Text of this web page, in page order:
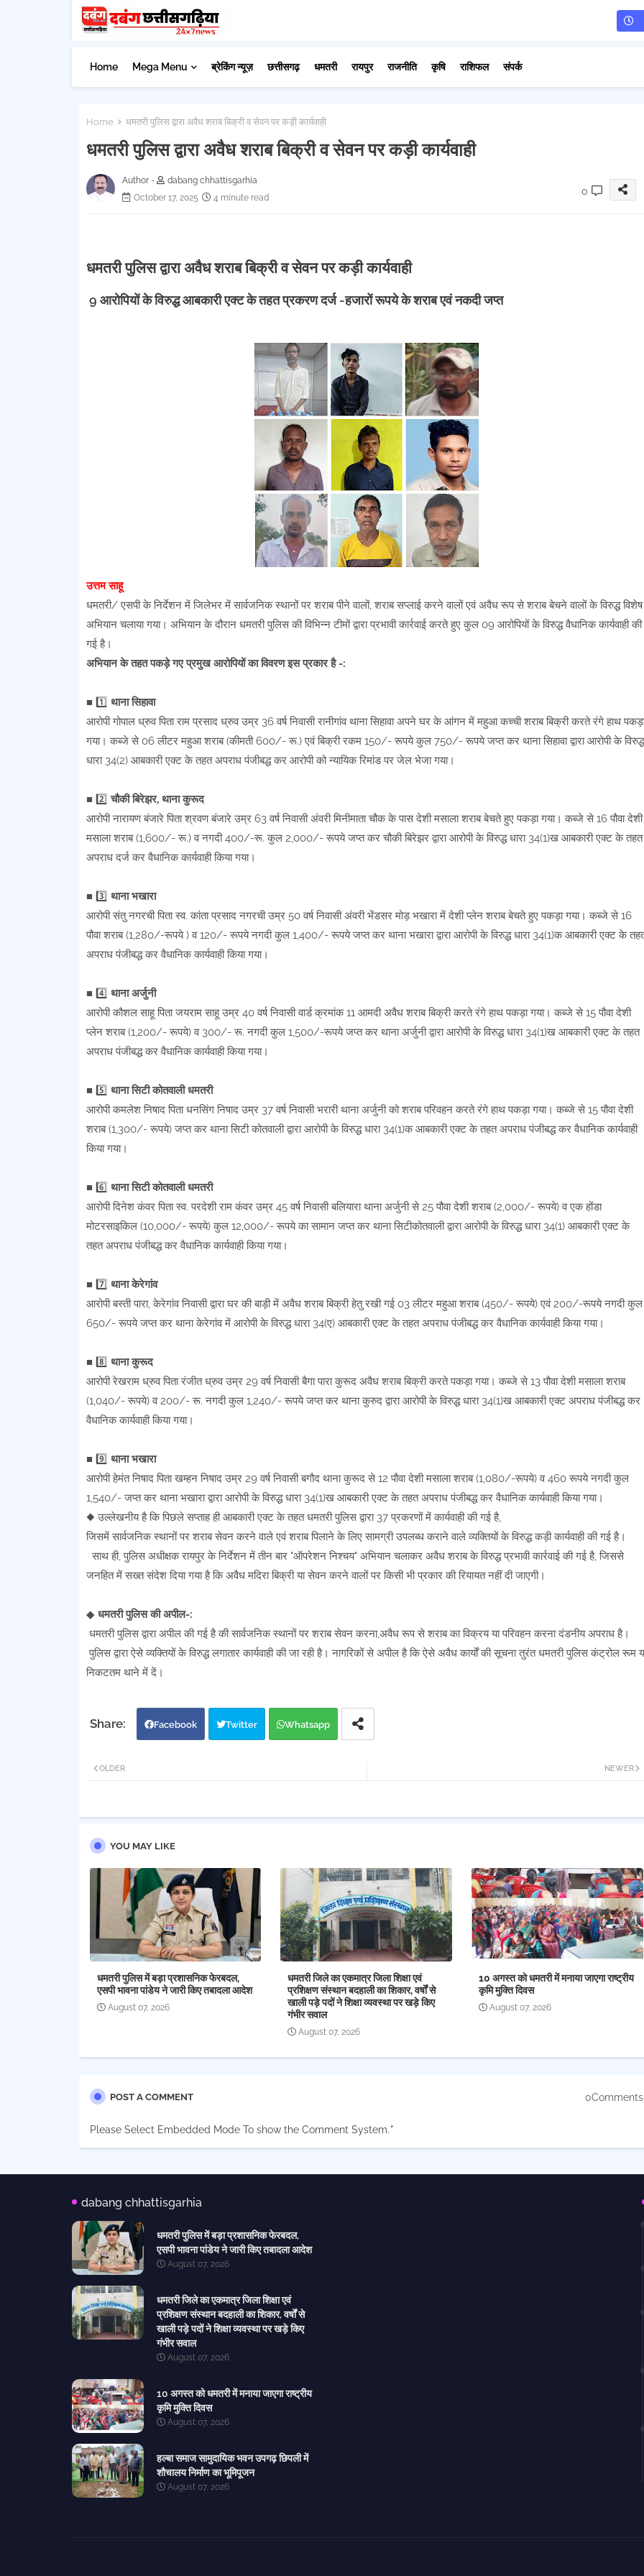
Home Mega Menu ब्रेकिंग न्यूज़ छत्तीसगढ़ धमतरी रायपुर राजनीति कृषि राशिफल संपर्क
Home धमतरी पुलिस द्वारा अवैध शराब बिक्री व सेवन पर कड़ी कार्यवाही
धमतरी पुलिस द्वारा अवैध शराब बिक्री व सेवन पर कड़ी कार्यवाही
Author -
dabang chhattisgarhia
October 17, 2025
4 minute read
0
धमतरी पुलिस द्वारा अवैध शराब बिक्री व सेवन पर कड़ी कार्यवाही
9 आरोपियों के विरुद्ध आबकारी एक्ट के तहत प्रकरण दर्ज -हजारों रूपये के शराब एवं नकदी जप्त
उत्तम साहू
धमतरी/ एसपी के निर्देशन में जिलेभर में सार्वजनिक स्थानों पर शराब पीने वालों, शराब सप्लाई करने वालों एवं अवैध रूप से शराब बेचने वालों के विरुद्ध विशेष
अभियान चलाया गया। अभियान के दौरान धमतरी पुलिस की विभिन्न टीमों द्वारा प्रभावी कार्रवाई करते हुए कुल 09 आरोपियों के विरुद्ध वैधानिक कार्यवाही की
गई है।
अभियान के तहत पकड़े गए प्रमुख आरोपियों का विवरण इस प्रकार है -:
■ 1️⃣ थाना सिहावा
आरोपी गोपाल ध्रुव पिता राम प्रसाद ध्रुव उम्र 36 वर्ष निवासी रानीगांव थाना सिहावा अपने घर के आंगन में महुआ कच्ची शराब बिक्री करते रंगे हाथ
गया। कब्जे से 06 लीटर महुआ शराब (कीमती 600/- रू.) एवं बिक्री रकम 150/- रूपये कुल 750/- रूपये जप्त कर थाना सिहावा द्वारा आरोपी के विरुद्ध
धारा 34(2) आबकारी एक्ट के तहत अपराध पंजीबद्ध कर आरोपी को न्यायिक रिमांड पर जेल भेजा गया।
■ 2️⃣चौकी बिरेझर, थाना कुरूद
आरोपी नारायण बंजारे पिता श्रवण बंजारे उम्र 63 वर्ष निवासी अंवरी मिनीमाता चौक के पास देशी मसाला शराब बेचते हुए पकड़ा गया। कब्जे से 16 पौवा देशी
मसाला शराब (1,600/- रू.) व नगदी 400/-रू. कुल 2,000/- रूपये जप्त कर चौकी बिरेझर द्वारा आरोपी के विरुद्ध धारा 34(1)ख आबकारी एक्ट के तहत
अपराध दर्ज कर वैधानिक कार्यवाही किया गया।
■ 3️⃣ थाना भखारा
आरोपी संतु नगरची पिता स्व. कांता प्रसाद नगरची उम्र 50 वर्ष निवासी अंवरी भेंडसर मोड़ भखारा में देशी प्लेन शराब बेचते हुए पकड़ा गया। कब्जे से 16
पौवा शराब (1,280/-रूपये ) व 120/- रूपये नगदी कुल 1,400/- रूपये जप्त कर थाना भखारा द्वारा आरोपी के विरुद्ध धारा 34(1)क आबकारी एक्ट के
अपराध पंजीबद्ध कर वैधानिक कार्यवाही किया गया।
■ 4️⃣ थाना अर्जुनी
आरोपी कौशल साहू पिता जयराम साहू उम्र 40 वर्ष निवासी वार्ड क्रमांक 11 आमदी अवैध शराब बिक्री करते रंगे हाथ पकड़ा गया। कब्जे से 15 पौवा देशी
प्लेन शराब (1,200/- रूपये) व 300/- रू. नगदी कुल 1,500/-रूपये जप्त कर थाना अर्जुनी द्वारा आरोपी के विरुद्ध धारा 34(1)ख आबकारी एक्ट के तहत
अपराध पंजीबद्ध कर वैधानिक कार्यवाही किया गया।
■ 5️⃣ थाना सिटी कोतवाली धमतरी
आरोपी कमलेश निषाद पिता धनसिंग निषाद उम्र 37 वर्ष निवासी भरारी थाना अर्जुनी को शराब परिवहन करते रंगे हाथ पकड़ा गया। कब्जे से 15 पौवा देशी
शराब (1,300/- रूपये) जप्त कर थाना सिटी कोतवाली द्वारा आरोपी के विरुद्ध धारा 34(1)क आबकारी एक्ट के तहत अपराध पंजीबद्ध कर वैधानिक कार्यवाही
किया गया।
■ 6️⃣ थाना सिटी कोतवाली धमतरी
आरोपी दिनेश कंवर पिता स्व. परदेशी राम कंवर उम्र 45 वर्ष निवासी बलियारा थाना अर्जुनी से 25 पौवा देशी शराब (2,000/- रूपये) व एक होंडा
मोटरसाइकिल (10,000/- रूपये) कुल 12,000/- रूपये का सामान जप्त कर थाना सिटीकोतवाली द्वारा आरोपी के विरुद्ध धारा 34(1) आबकारी एक्ट के
तहत अपराध पंजीबद्ध कर वैधानिक कार्यवाही किया गया।
■ 7️⃣ थाना केरेगांव
आरोपी बस्ती पारा, केरेगांव निवासी द्वारा घर की बाड़ी में अवैध शराब बिक्री हेतु रखी गई 03 लीटर महुआ शराब (450/- रूपये) एवं 200/-रूपये नगदी कुल
650/- रूपये जप्त कर थाना केरेगांव में आरोपी के विरुद्ध धारा 34(ए) आबकारी एक्ट के तहत अपराध पंजीबद्ध कर वैधानिक कार्यवाही किया गया।
■ 8️⃣ थाना कुरूद
आरोपी रेखराम ध्रुव पिता रंजीत ध्रुव उम्र 29 वर्ष निवासी बैगा पारा कुरूद अवैध शराब बिक्री करते पकड़ा गया। कब्जे से 13 पौवा देशी मसाला शराब
(1,040/- रूपये) व 200/- रू. नगदी कुल 1,240/- रूपये जप्त कर थाना कुरुद द्वारा आरोपी के विरुद्ध धारा 34(1)ख आबकारी एक्ट अपराध पंजीबद्ध कर
वैधानिक कार्यवाही किया गया।
■ 9️⃣ थाना भखारा
आरोपी हेमंत निषाद पिता खम्हन निषाद उम्र 29 वर्ष निवासी बगौद थाना कुरूद से 12 पौवा देशी मसाला शराब (1,080/-रूपये) व 460 रूपये नगदी कुल
1,540/- जप्त कर थाना भखारा द्वारा आरोपी के विरुद्ध धारा 34(1)ख आबकारी एक्ट के तहत अपराध पंजीबद्ध कर वैधानिक कार्यवाही किया गया।
◆ उल्लेखनीय है कि पिछले सप्ताह ही आबकारी एक्ट के तहत धमतरी पुलिस द्वारा 37 प्रकरणों में कार्यवाही की गई है,
जिसमें सार्वजनिक स्थानों पर शराब सेवन करने वाले एवं शराब पिलाने के लिए सामग्री उपलब्ध कराने वाले व्यक्तियों के विरुद्ध कड़ी कार्यवाही की गई है।
साथ ही, पुलिस अधीक्षक रायपुर के निर्देशन में तीन बार "ऑपरेशन निश्चय" अभियान चलाकर अवैध शराब के विरुद्ध प्रभावी कार्रवाई की गई है, जिससे
जनहित में सख्त संदेश दिया गया है कि अवैध मदिरा बिक्री या सेवन करने वालों पर किसी भी प्रकार की रियायत नहीं दी जाएगी।
◆ धमतरी पुलिस की अपील-:
धमतरी पुलिस द्वारा अपील की गई है की सार्वजनिक स्थानों पर शराब सेवन करना,अवैध रूप से शराब का विक्रय या परिवहन करना दंडनीय अपराध है।
पुलिस द्वारा ऐसे व्यक्तियों के विरुद्ध लगातार कार्यवाही की जा रही है। नागरिकों से अपील है कि ऐसे अवैध कार्यों की सूचना तुरंत धमतरी पुलिस कंट्रोल रूम
निकटतम थाने में दें।
Facebook Twitter Whatsapp
NEWER
OLDER
YOU MAY LIKE
धमतरी पुलिस में बड़ा प्रशासनिक फेरबदल,
एसपी भावना पांडेय ने जारी किए तबादला आदेश
August 07, 2026
धमतरी जिले का एकमात्र जिला शिक्षा एवं
प्रशिक्षण संस्थान बदहाली का शिकार, वर्षों से
खाली पड़े पदों ने शिक्षा व्यवस्था पर खड़े किए
गंभीर सवाल
August 07, 2026
10 अगस्त को धमतरी में मनाया जाएगा राष्ट्रीय
कृमि मुक्ति दिवस
August 07, 2026
POST A COMMENT 0Comments
Please Select Embedded Mode To show the Comment System.*
dabang chhattisgarhia
धमतरी पुलिस में बड़ा प्रशासनिक फेरबदल,
एसपी भावना पांडेय ने जारी किए तबादला आदेश
August 07, 2026
धमतरी जिले का एकमात्र जिला शिक्षा एवं
प्रशिक्षण संस्थान बदहाली का शिकार, वर्षों से
खाली पड़े पदों ने शिक्षा व्यवस्था पर खड़े किए
गंभीर सवाल
August 07, 2026
10 अगस्त को धमतरी में मनाया जाएगा राष्ट्रीय
कृमि मुक्ति दिवस
August 07, 2026
हल्बा समाज सामुदायिक भवन उपगढ़ छिपली में
शौचालय निर्माण का भूमिपूजन
August 07, 2026